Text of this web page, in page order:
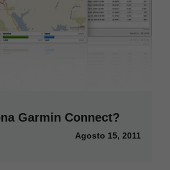
Garmin Connect?
Agosto 15, 2011